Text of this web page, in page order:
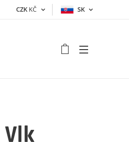
CZK KČ SK